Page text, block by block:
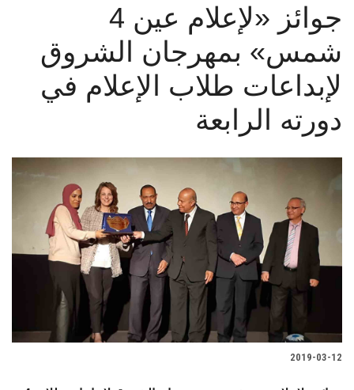
الأنظمة الذكية
هيئة التدريس
الدراسات العليا
4 جوائز «لإعلام عين
شمس» بمهرجان الشروق
لإبداعات طلاب الإعلام في
دورته الرابعة
2019-03-12